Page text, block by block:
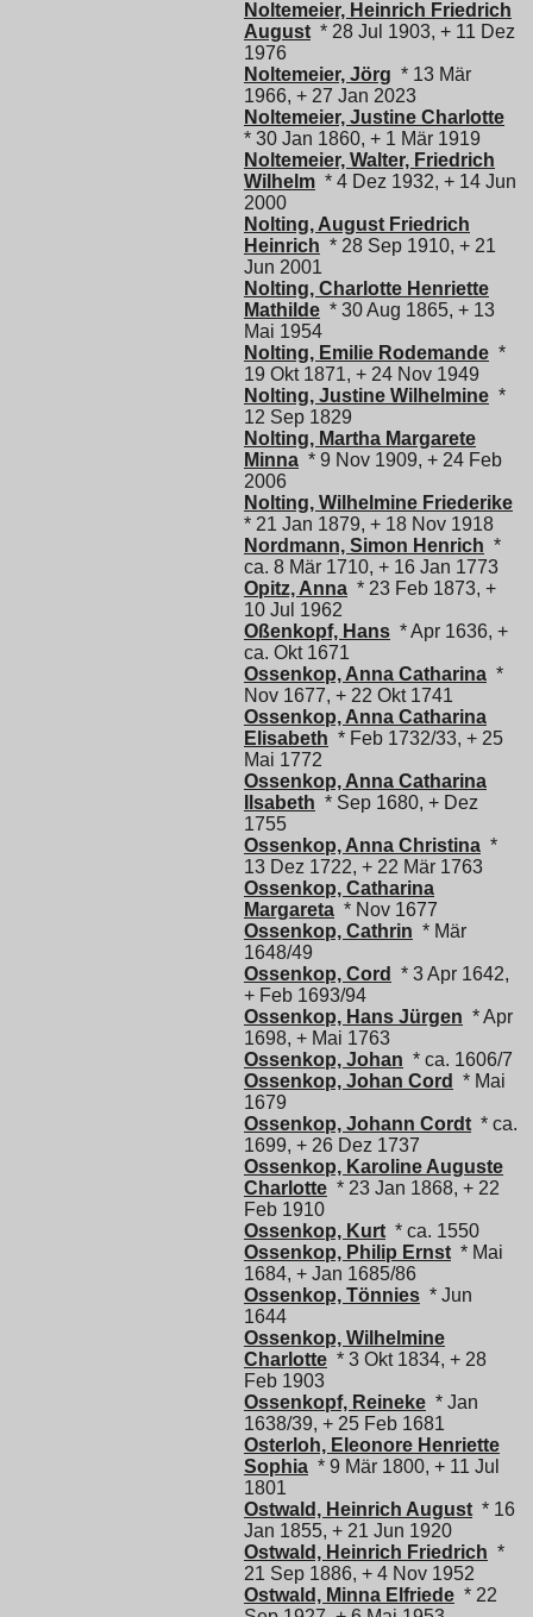
Noltemeier, Heinrich Friedrich
August * 28 Jul 1903, + 11 Dez
1976
Noltemeier, Jörg * 13 Mär
1966, + 27 Jan 2023
Noltemeier, Justine Charlotte
* 30 Jan 1860, + 1 Mär 1919
Noltemeier, Walter, Friedrich
Wilhelm * 4 Dez 1932, + 14 Jun
2000
Nolting, August Friedrich
Heinrich * 28 Sep 1910, + 21
Jun 2001
Nolting, Charlotte Henriette
Mathilde * 30 Aug 1865, + 13
Mai 1954
Nolting, Emilie Rodemande *
19 Okt 1871, + 24 Nov 1949
Nolting, Justine Wilhelmine *
12 Sep 1829
Nolting, Martha Margarete
Minna * 9 Nov 1909, + 24 Feb
2006
Nolting, Wilhelmine Friederike
* 21 Jan 1879, + 18 Nov 1918
Nordmann, Simon Henrich *
ca. 8 Mär 1710, + 16 Jan 1773
Opitz, Anna * 23 Feb 1873, +
10 Jul 1962
Oßenkopf, Hans * Apr 1636, +
ca. Okt 1671
Ossenkop, Anna Catharina *
Nov 1677, + 22 Okt 1741
Ossenkop, Anna Catharina
Elisabeth * Feb 1732/33, + 25
Mai 1772
Ossenkop, Anna Catharina
Ilsabeth * Sep 1680, + Dez
1755
Ossenkop, Anna Christina *
13 Dez 1722, + 22 Mär 1763
Ossenkop, Catharina
Margareta * Nov 1677
Ossenkop, Cathrin * Mär
1648/49
Ossenkop, Cord
* 3 Apr 1642,
+ Feb 1693/94
Ossenkop, Hans Jürgen * Apr
1698, + Mai 1763
Ossenkop, Johan * ca. 1606/7
Ossenkop, Johan Cord
* Mai
1679
Ossenkop, Johann Cordt * ca.
1699, + 26 Dez 1737
Ossenkop, Karoline Auguste
Charlotte * 23 Jan 1868, + 22
Feb 1910
Ossenkop, Kurt * ca. 1550
Ossenkop, Philip Ernst * Mai
1684, + Jan 1685/86
Ossenkop, Tönnies * Jun
1644
Ossenkop, Wilhelmine
Charlotte * 3 Okt 1834, + 28
Feb 1903
Ossenkopf, Reineke * Jan
1638/39, + 25 Feb 1681
Osterloh, Eleonore Henriette
Sophia * 9 Mär 1800, + 11 Jul
1801
Ostwald, Heinrich August * 16
Jan 1855, + 21 Jun 1920
Ostwald, Heinrich Friedrich *
21 Sep 1886, + 4 Nov 1952
Ostwald, Minna Elfriede * 22